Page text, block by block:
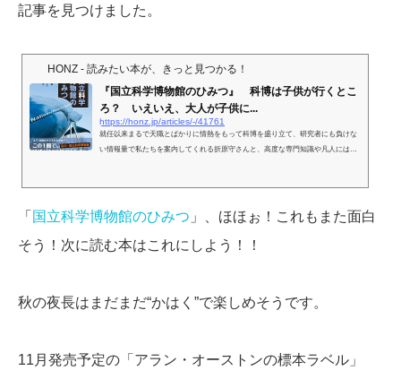
記事を見つけました。
HONZ - 読みたい本が、きっと見つかる！
『国立科学博物館のひみつ』 科博は子供が行くとこ
ろ？ いえいえ、大人が子供に...
https://honz.jp/articles/-/41761
就任以来まるで天職とばかりに情熱をもって科博を盛り立て、研究者にも負けな
い情報量で私たちを案内してくれる折原守さんと、高度な専門知識や凡人には考
「 国立科学博物館のひみつ 」、ほほぉ！これもまた面白
そう！次に読む本はこれにしよう！！
秋の夜長はまだまだ“かはく”で楽しめそうです。
11月発売予定の「アラン・オーストンの標本ラベル」